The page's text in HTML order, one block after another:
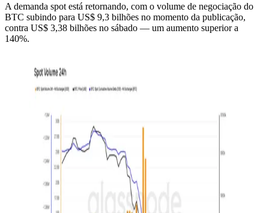
A demanda spot está retornando, com o volume de negociação do
BTC subindo para US$ 9,3 bilhões no momento da publicação,
contra US$ 3,38 bilhões no sábado — um aumento superior a
140%.